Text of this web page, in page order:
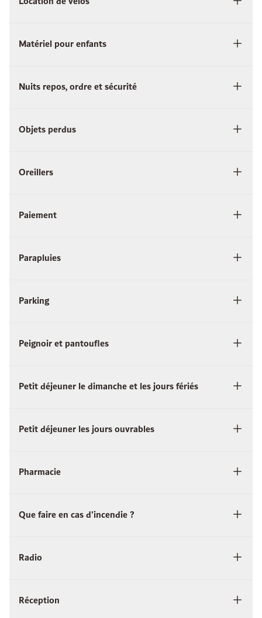
Matériel pour enfants
Nuits repos, ordre et sécurité
Objets perdus
Oreillers
Paiement
Parapluies
Parking
Peignoir et pantoufles
Petit déjeuner le dimanche et les jours fériés
Petit déjeuner les jours ouvrables
Pharmacie
Que faire en cas d'incendie ?
Radio
Réception